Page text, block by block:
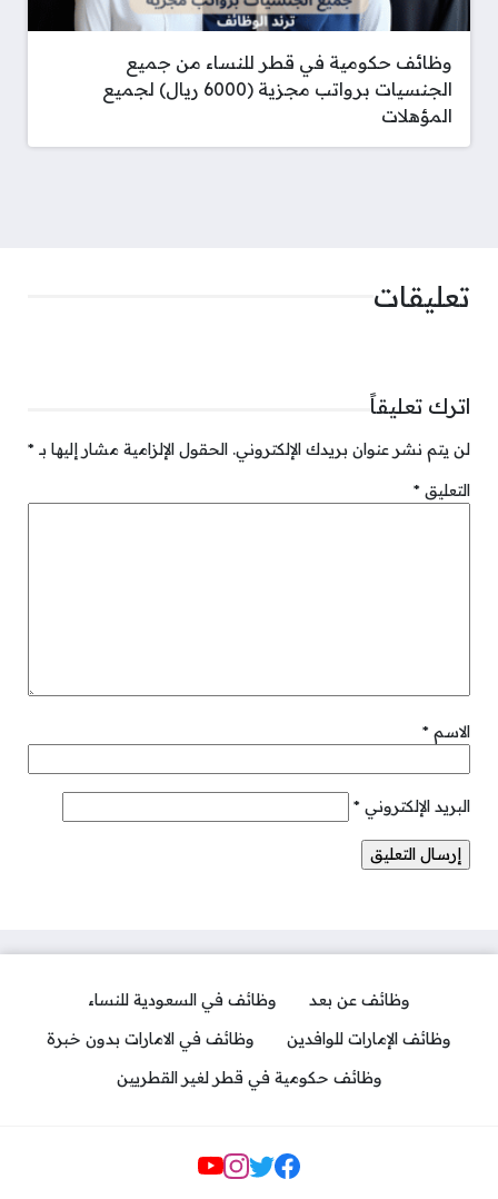
وظائف حكومية في قطر للنساء من جميع
الجنسيات برواتب مجزية (6000 ريال) لجميع
المؤهلات
تعليقات
اترك تعليقاً
لن يتم نشر عنوان بريدك الإلكتروني. الحقول الإلزامية مشار إليها بـ *
التعليق *
الاسم *
البريد الإلكتروني *
وظائف عن بعد
وظائف في السعودية للنساء
وظائف الإمارات للوافدين
وظائف في الامارات بدون خبرة
وظائف حكومية في قطر لغير القطريين
مواقع التواصل